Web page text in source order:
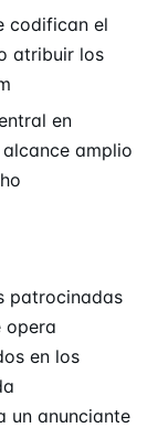
codifican el
atribuir los
en
amplio
patrocinadas
opera
en los
un anunciante